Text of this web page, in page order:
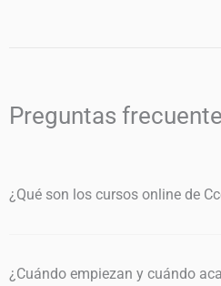
Preguntas
¿Qué son los cursos online de
¿Cuándo empiezan y cuándo